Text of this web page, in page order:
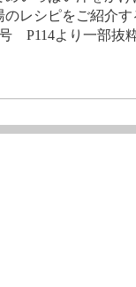
レシピをご紹介す
P114より一部抜